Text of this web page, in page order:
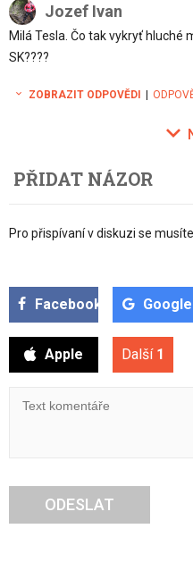
Jozef Ivan
Milá Tesla. Čo tak vykryť hluché
SK????
ZOBRAZIT ODPOVĚDI
PŘIDAT NÁZOR
Pro přispívaní v diskuzi se
Facebook Google
Apple Další 1
ODESLAT